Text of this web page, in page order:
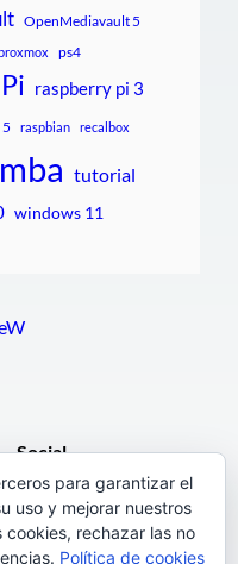
OpenMediavault 5
ps4
raspberry pi 3
raspbian recalbox
tutorial
windows 11
Social
Facebook
para garantizar el
uso y mejorar nuestros
rechazar las no
Política de cookies